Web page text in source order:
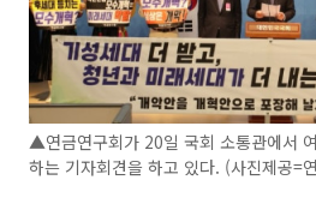
▲연금연구회가 20일 국회 소통관에서
하는 기자회견을 하고 있다. (사진제공=